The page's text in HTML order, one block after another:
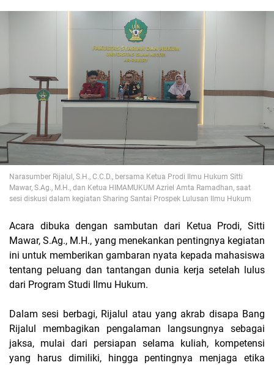
Narasumber Rijalul, S.H., C.C.D., bersama Ketua Prodi Ilmu Hukum Sitti
Mawar, S.Ag., M.H., dan Ketua HIMAMUKUM Azriel Amta Ramadhan, saat
sesi diskusi dalam kegiatan Sharing Santai Prospek Lulusan Ilmu Hukum
Acara dibuka dengan sambutan dari Ketua Prodi, Sitti
Mawar, S.Ag., M.H., yang menekankan pentingnya kegiatan
ini untuk memberikan gambaran nyata kepada mahasiswa
tentang peluang dan tantangan dunia kerja setelah lulus
dari Program Studi Ilmu Hukum.
Dalam sesi berbagi, Rijalul atau yang akrab disapa Bang
Rijalul membagikan pengalaman langsungnya sebagai
jaksa, mulai dari persiapan selama kuliah, kompetensi
yang harus dimiliki, hingga pentingnya menjaga etika